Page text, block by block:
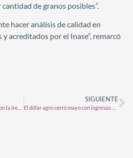
de granos posibles”.
hacer análisis de calidad en
acreditados por el Inase”, remarcó
SIGUIENTE